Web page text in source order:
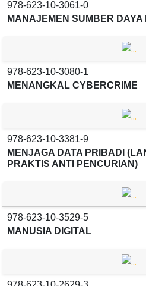
978-623-10-3061-0
MANAJEMEN SUMBER DAYA
978-623-10-3080-1
MENANGKAL CYBERCRIME
978-623-10-3381-9
MENJAGA DATA PRIBADI
PRAKTIS ANTI PENCURIAN)
978-623-10-3529-5
MANUSIA DIGITAL